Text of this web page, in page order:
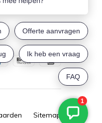
Sitemap